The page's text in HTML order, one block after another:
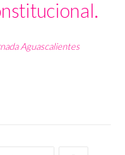
Aguascalientes